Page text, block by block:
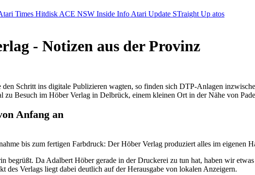
Times Hitdisk ACE NSW Inside Info Atari Update STraight Up atos
- Notizen aus der Provinz
Schritt ins digitale Publizieren wagten, so finden sich DTP-Anlagen
zu Besuch im Höber Verlag in Delbrück, einem kleinen Ort in der Nähe von
Anfang an
bis zum fertigen Farbdruck: Der Höber Verlag produziert alles im eigenen
begrüßt. Da Adalbert Höber gerade in der Druckerei zu tun hat, haben wir
des Verlags liegt dabei deutlich auf der Herausgabe von lokalen Anzeigern.